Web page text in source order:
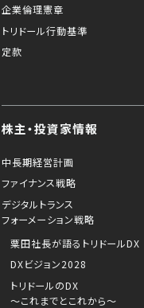
企業倫理憲章
トリドール行動基準
定款
株主・投資家情報
中長期経営計画
ファイナンス戦略
デジタルトランス
フォーメーション戦略
粟田社長が語るトリドールDX
DXビジョン2028
トリドールのDX
～これまでとこれから～